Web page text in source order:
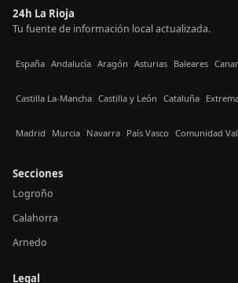
24h La Rioja
Tu fuente de información local actualizada.
España Andalucía Aragón Asturias Baleares
Castilla La-Mancha Castilla y León Cataluña
Madrid Murcia Navarra País Vasco Comunidad
Secciones
Logroño
Calahorra
Arnedo
Legal